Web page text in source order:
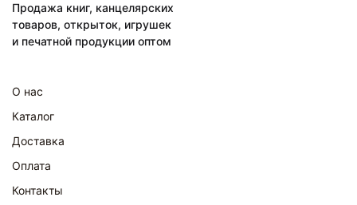
Продажа книг, канцелярских
товаров, открыток, игрушек
и печатной продукции оптом
О нас
Каталог
Доставка
Оплата
Контакты